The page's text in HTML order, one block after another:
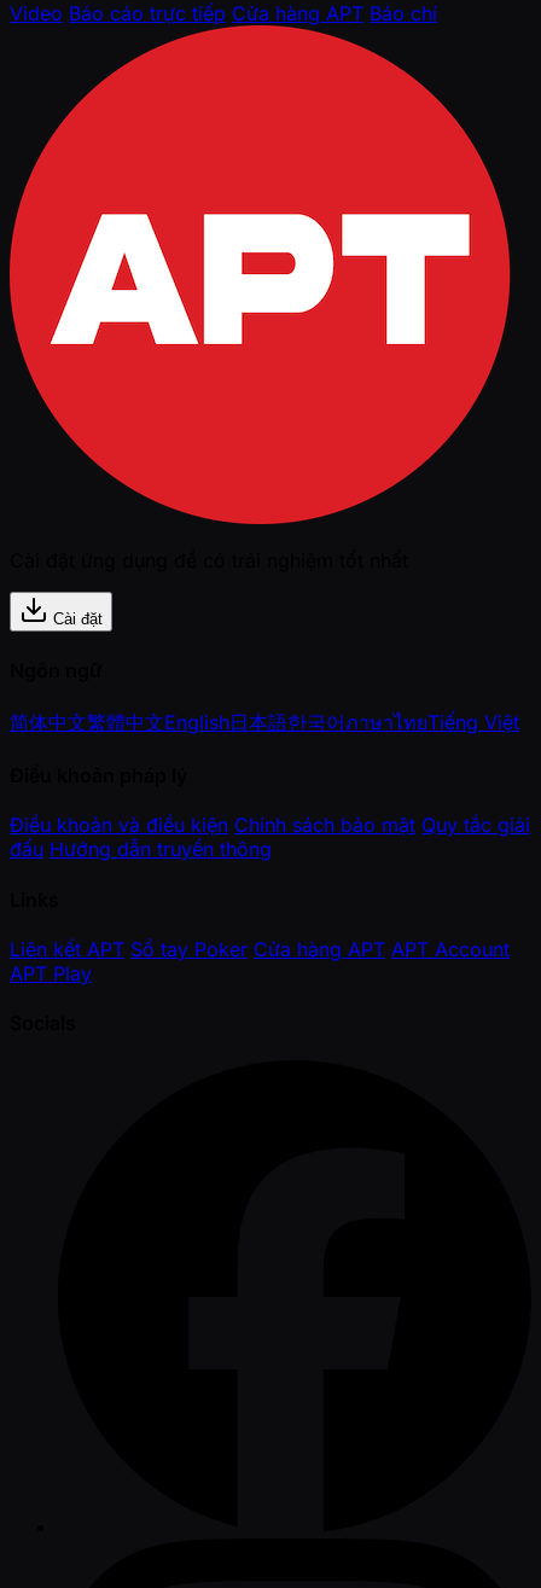
Video Báo cáo trực tiếp Cửa hàng APT Báo chí
Cài đặt
简体中文繁體中文English日本語한국어ภาษาไทยTiếng Việt
Điều khoản và điều kiện Chính sách bảo mật Quy tắc giải
đấu Hướng dẫn truyền thông
Liên kết APT Sổ tay Poker Cửa hàng APT APT Account
APT Play